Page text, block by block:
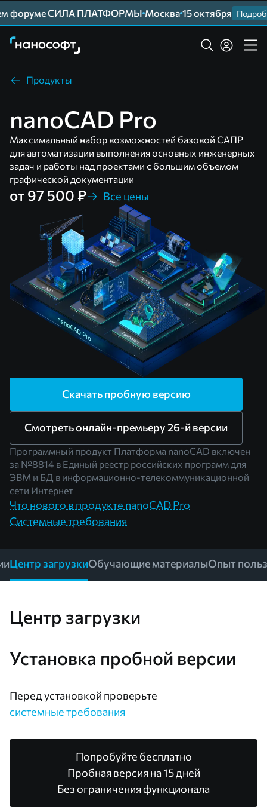
форуме СИЛА ПЛАТФОРМЫ Москва 15 октября
Продукты
nanoCAD Pro
Максимальный набор возможностей базовой САПР
для автоматизации выполнения основных инженерных
задач и работы над проектами с большим объемом
графической документации
от 97 500 ₽ Все цены
Скачать пробную версию
Смотреть онлайн-премьеру 26-й версии
Программный продукт Платформа nanoCAD включен
за №8814 в Единый реестр российских программ для
ЭВМ и БД в информационно-телекоммуникационной
сети Интернет
Что нового в продукте nanoCAD Pro
Системные требования
Центр загрузкиОбучающие материалыОпыт
Центр загрузки
Установка пробной версии
Перед установкой проверьте
системные требования
Попробуйте бесплатно
Пробная версия на 15 дней
Без ограничения функционала